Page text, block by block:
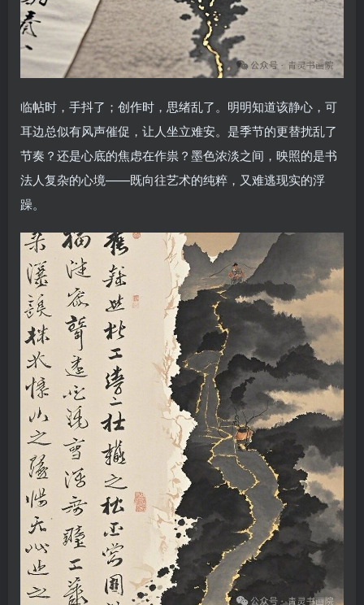
临帖时，手抖了；创作时，思绪乱了。明明知道该静心，可
耳边总似有风声催促，让人坐立难安。是季节的更替扰乱了
节奏？还是心底的焦虑在作祟？墨色浓淡之间，映照的是书
法人复杂的心境——既向往艺术的纯粹，又难逃现实的浮
躁。